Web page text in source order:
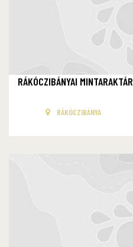
RÁKÓCZIBÁNYAI MINTARAKTÁR
RÁKÓCZIBÁNYA